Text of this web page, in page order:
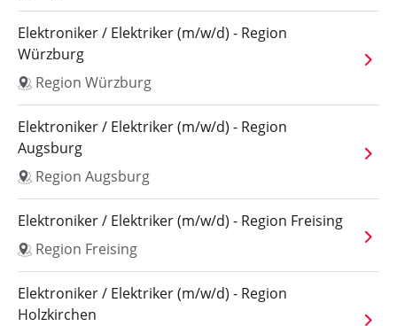
Elektroniker / Elektriker (m/w/d) - Region
Würzburg
Region Würzburg
Elektroniker / Elektriker (m/w/d) - Region
Augsburg
Region Augsburg
Elektroniker / Elektriker (m/w/d) - Region Freising
Region Freising
Elektroniker / Elektriker (m/w/d) - Region
Holzkirchen